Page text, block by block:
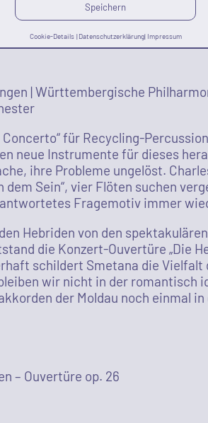
| Württembergische
für Recycling-
neue Instrumente für dieses
ihre Probleme ungelöst.
Sein“, vier Flöten suchen
Fragemotiv immer
Hebriden von den
die Konzert-Ouvertüre „Die
schildert Smetana die
wir nicht in der romantisch
der Moldau noch einmal
– Ouvertüre op. 26
Speichern
Cookie-Details | Datenschutzerklärung| Impressum